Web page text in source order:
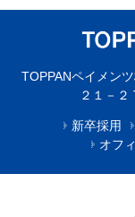
TOPPANペイメン
２１－
新卒採用
オフ